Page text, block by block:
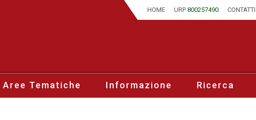
HOME URP 800257490 CONTATTI
Aree Tematiche Informazione Ricerca